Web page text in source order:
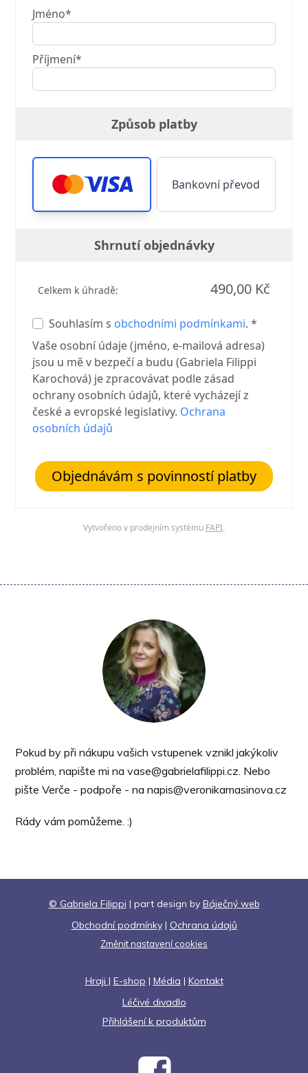
Jméno*
Příjmení*
Způsob platby
Bankovní převod
Shrnutí objednávky
Celkem k úhradě: 490,00 Kč
Souhlasím s obchodními podmínkami. *
Vaše osobní údaje (jméno, e-mailová adresa)
jsou u mě v bezpečí a budu (Gabriela Filippi
Karochová) je zpracovávat podle zásad
ochrany osobních údajů, které vycházejí z
české a evropské legislativy. Ochrana
osobních údajů
Objednávám s povinností platby
Vytvořeno v prodejním systému FAPI.
Pokud by při nákupu vašich vstupenek vznikl jakýkoliv
problém, napište mi na vase@gabrielafilippi.cz. Nebo
pište Verče - podpoře - na napis@veronikamasinova.cz
Rády vám pomůžeme. :)
© Gabriela Filippi | part design by Báječný web
Obchodní podmínky| Ochrana údajů
Změnit nastavení cookies
Hraji | E-shop | Média | Kontakt
Léčivé divadlo
Přihlášení k produktům